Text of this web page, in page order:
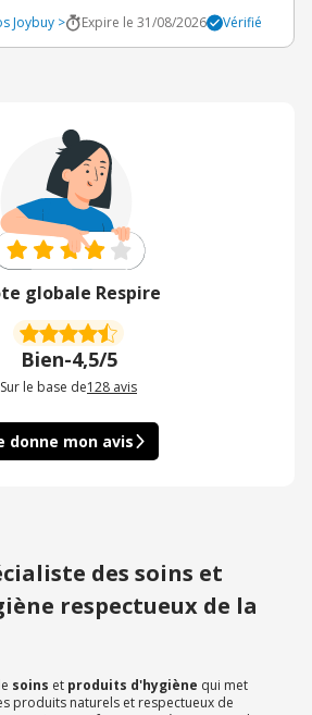
Joybuy >
Expire le 31/08/2026 Vérifié
globale Respire
Bien-4,5/5
Sur le base de128 avis
donne mon avis
des soins et
respectueux de la
soins et produits d'hygiène qui met
produits naturels et respectueux de